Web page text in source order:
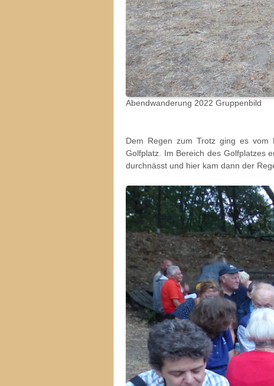
Abendwanderung 2022 Gruppenbild
Dem Regen zum Trotz ging es vom
Golfplatz. Im Bereich des Golfplatzes
durchnässt und hier kam dann der